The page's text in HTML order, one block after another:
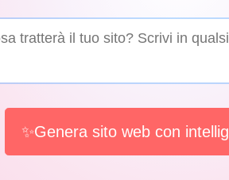
✨Genera sito web con